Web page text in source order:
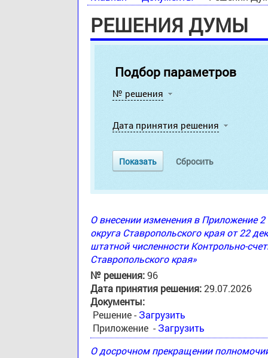
РЕШЕНИЯ ДУМЫ
Подбор параметров
№ решения
Дата принятия решения
О внесении изменения в Приложение
округа Ставропольского края от 22
штатной численности Контрольно-
Ставропольского края»
№ решения:96
Дата принятия решения:29.07.2026
Документы:
Решение - Загрузить
Приложение - Загрузить
О досрочном прекращении